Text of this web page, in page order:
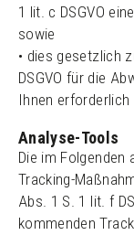
1 lit. c DSGVO
sowie
• dies gesetzlich
DSGVO für die
Ihnen erforderlich
Analyse-Tools
Die im Folgenden
Tracking-
Abs. 1 S. 1 lit. f
kommenden